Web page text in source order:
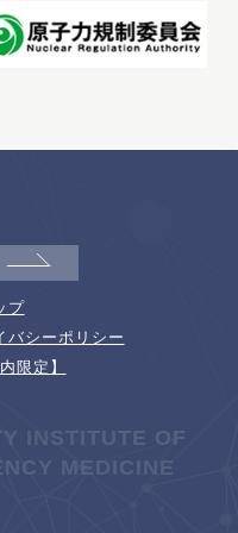
プ
バシーポリシー
限定】
INSTITUTE OF
MEDICINE